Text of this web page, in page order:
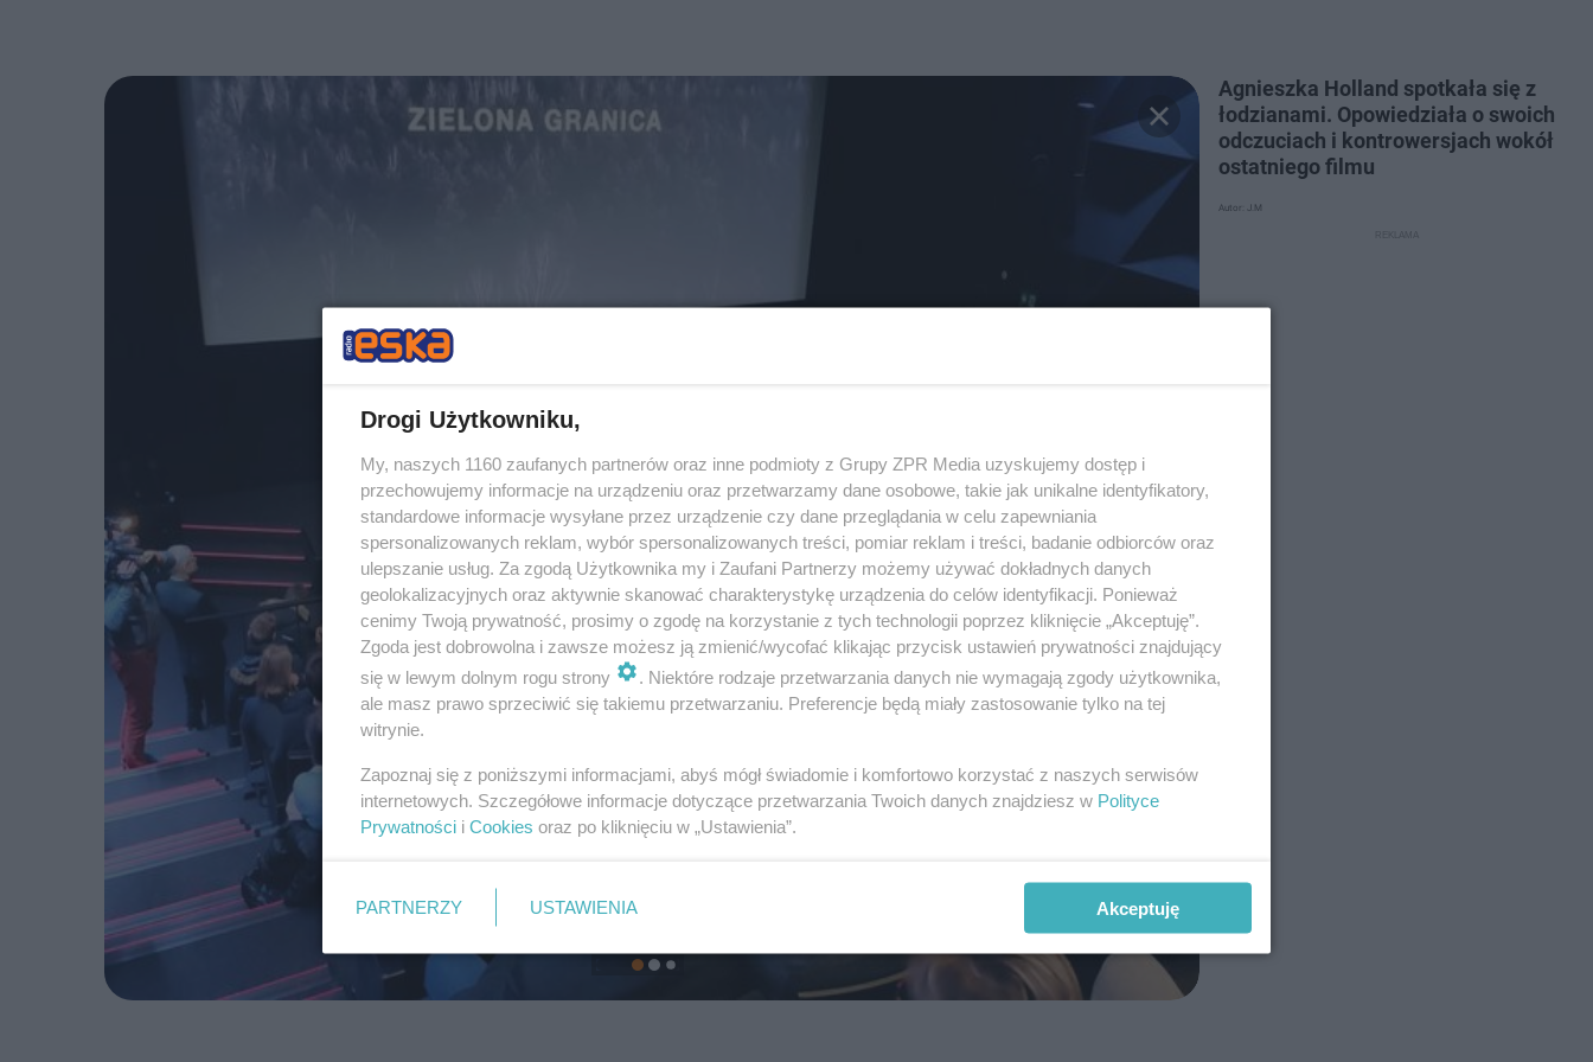
Agnieszka Holland spotkała się z
łodzianami. Opowiedziała o swoich
odczuciach i kontrowersjach wokół
ostatniego filmu
Autor: J.M
Drogi Użytkowniku,
My, naszych 1160 zaufanych partnerów oraz inne podmioty z Grupy ZPR Media uzyskujemy dostęp i
przechowujemy informacje na urządzeniu oraz przetwarzamy dane osobowe, takie jak unikalne identyfikatory,
standardowe informacje wysyłane przez urządzenie czy dane przeglądania w celu zapewniania
spersonalizowanych reklam, wybór spersonalizowanych treści, pomiar reklam i treści, badanie odbiorców oraz
ulepszanie usług. Za zgodą Użytkownika my i Zaufani Partnerzy możemy używać dokładnych danych
geolokalizacyjnych oraz aktywnie skanować charakterystykę urządzenia do celów identyfikacji. Ponieważ
cenimy Twoją prywatność, prosimy o zgodę na korzystanie z tych technologii poprzez kliknięcie „Akceptuję”.
Zgoda jest dobrowolna i zawsze możesz ją zmienić/wycofać klikając przycisk ustawień prywatności znajdujący
się w lewym dolnym rogu strony
. Niektóre rodzaje przetwarzania danych nie wymagają zgody użytkownika,
ale masz prawo sprzeciwić się takiemu przetwarzaniu. Preferencje będą miały zastosowanie tylko na tej
witrynie.
Zapoznaj się z poniższymi informacjami, abyś mógł świadomie i komfortowo korzystać z naszych serwisów
internetowych. Szczegółowe informacje dotyczące przetwarzania Twoich danych znajdziesz w Polityce
Prywatności i Cookies oraz po kliknięciu w „Ustawienia”.
PARTNERZY USTAWIENIA Akceptuję